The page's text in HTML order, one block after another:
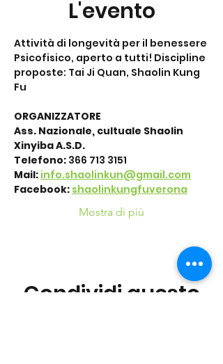
L'evento
Attività di longevità per il benessere
Psicofisico, aperto a tutti! Discipline
proposte: Tai Ji Quan, Shaolin Kung
Fu
ORGANIZZATORE
Ass. Nazionale, cultuale Shaolin
Xinyiba A.S.D.
Telefono: 366 713 3151
Mail: info.shaolinkun@gmail.com
Facebook: shaolinkungfuverona
Mostra di più
Condividi questo